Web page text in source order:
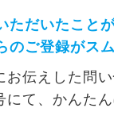
ただいたこと
のご登録がス
お伝えした問
にて、かんた